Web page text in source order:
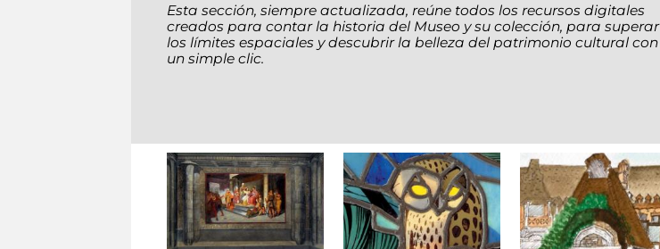
Esta sección, siempre actualizada, reúne todos los recursos digitales
creados para contar la historia del Museo y su colección, para superar
los límites espaciales y descubrir la belleza del patrimonio cultural con
un simple clic.